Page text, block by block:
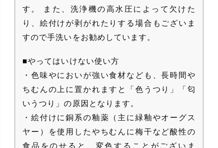
す。 また、洗浄機の高水圧によって欠けた
り、絵付けが剥がれたりする場合もございま
すので手洗いをお勧めしています。
■やってはいけない使い方
・色味やにおいが強い食材なども、長時間や
ちむんの上に置かれますと「色うつり」「匂
いうつり」の原因となります。
・絵付けに銅系の釉薬（主に緑釉やオーグス
ヤー）を使用したやちむんに梅干など酸性の
食品をのせると、変色することがございま